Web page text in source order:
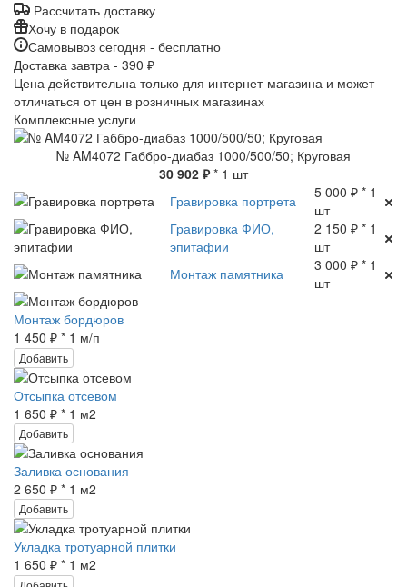
Рассчитать доставку
Хочу в подарок
Самовывоз сегодня - бесплатно
Доставка завтра - 390 ₽
Цена действительна только для интернет-магазина и может
отличаться от цен в розничных магазинах
Комплексные услуги
№ AM4072 Габбро-диабаз 1000/500/50; Круговая
30 902 ₽* 1 шт
Гравировка портрета
5 000 ₽ * 1
шт
Гравировка ФИО,
эпитафии
2 150 ₽ * 1
шт
Монтаж памятника
3 000 ₽ * 1
шт
Монтаж бордюров
1 450 ₽ * 1 м/п
Добавить
Отсыпка отсевом
1 650 ₽ * 1 м2
Добавить
Заливка основания
2 650 ₽ * 1 м2
Добавить
Укладка тротуарной плитки
1 650 ₽ * 1 м2